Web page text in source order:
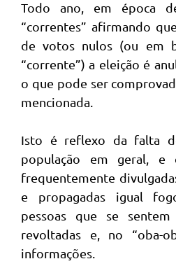
Todo ano, em época
“correntes” afirmando
de votos nulos (ou em
“corrente”) a eleição é
o que pode ser
mencionada.
Isto é reflexo da falta
população em geral, e
frequentemente
e propagadas igual
pessoas que se sentem
revoltadas e, no “oba-
informações.